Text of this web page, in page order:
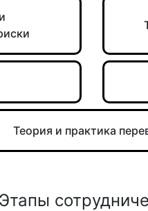
Теория и практика
Этапы